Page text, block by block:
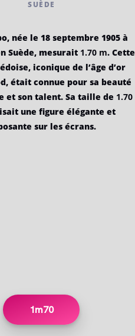
SUÈDE
née le 18 septembre 1905 à
Suède, mesurait 1.70 m. Cette
iconique de l’âge d’or
était connue pour sa beauté
et son talent. Sa taille de 1.70
une figure élégante et
sur les écrans.
1m70